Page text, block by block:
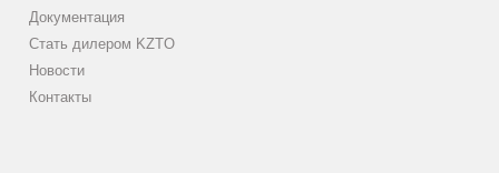
Документация
Стать дилером KZTO
Новости
Контакты